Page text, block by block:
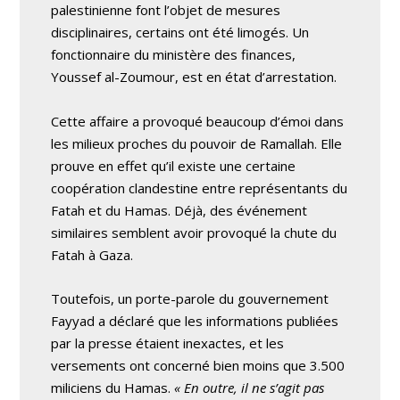
palestinienne font l’objet de mesures
disciplinaires, certains ont été limogés. Un
fonctionnaire du ministère des finances,
Youssef al-Zoumour, est en état d’arrestation.
Cette affaire a provoqué beaucoup d’émoi dans
les milieux proches du pouvoir de Ramallah. Elle
prouve en effet qu’il existe une certaine
coopération clandestine entre représentants du
Fatah et du Hamas. Déjà, des événement
similaires semblent avoir provoqué la chute du
Fatah à Gaza.
Toutefois, un porte-parole du gouvernement
Fayyad a déclaré que les informations publiées
par la presse étaient inexactes, et les
versements ont concerné bien moins que 3.500
miliciens du Hamas.« En outre, il ne s’agit pas